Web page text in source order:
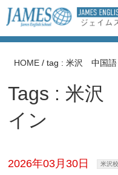
HOME /tag : 米沢 中国
Tags : 米
イン
2026年03月30日 米沢